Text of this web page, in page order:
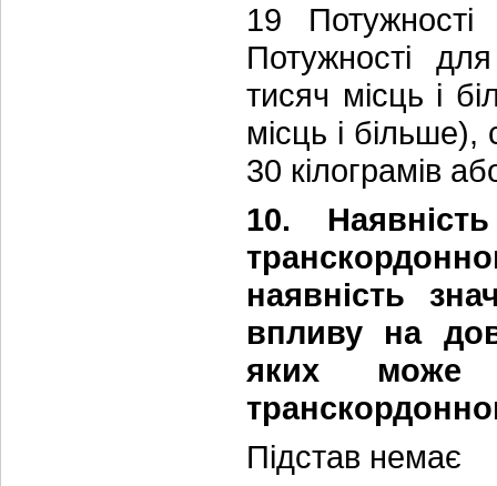
19 Потужності
Потужності
тисяч місць і
місць і
30 кілограмів
10.
наявність
впливу на
яких може
Підстав немає